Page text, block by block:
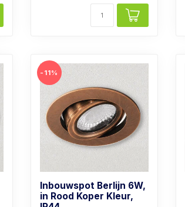
-11%
Inbouwspot Berlijn 6W,
in Rood Koper Kleur,